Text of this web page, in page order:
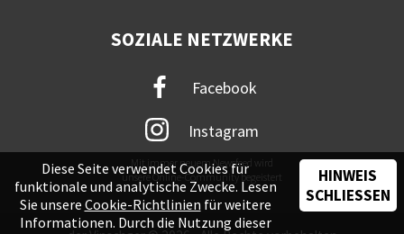
SOZIALE NETZWERKE
Facebook
Instagram
Mit immer neuem Newsfeed wird
unsere Online-Community begeistert
Diese Seite verwendet Cookies für
funktionale und analytische Zwecke. Lesen
Sie unsere Cookie-Richtlinien für weitere
Informationen. Durch die Nutzung dieser
HINWEIS
SCHLIESSEN